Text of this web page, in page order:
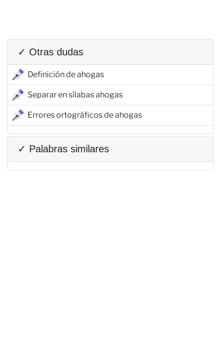
✓ Otras dudas
Definición de ahogas
Separar en sílabas ahogas
Errores ortográficos de ahogas
✓ Palabras similares